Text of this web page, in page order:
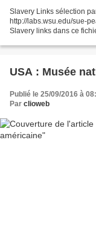
Slavery Links sélection
http://labs.wsu.edu/sue-
Slavery links dans ce
USA : Musée
Publié le 25/09/2016 à
Par clioweb